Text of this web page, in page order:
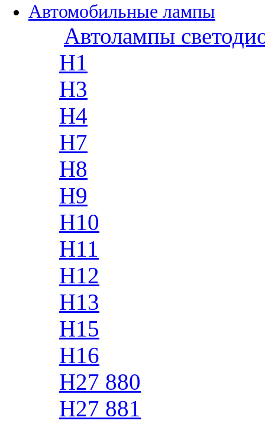
Автомобильные лампы
Автолампы
H1
H3
H4
H7
H8
H9
H10
H11
H12
H13
H15
H16
H27 880
H27 881